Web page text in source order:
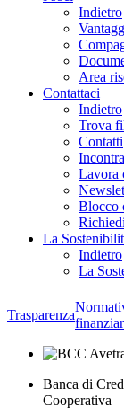
Indietro
Area
Contattaci
Indietro
Trova
Contatti
Lavora
Blocco
La
Indietro
La
Trasparenza
Banca di
Cooperativa